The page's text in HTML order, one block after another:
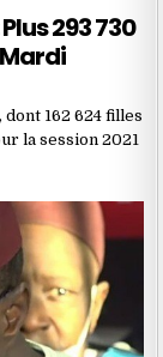
293 730
dont 162 624 filles
la session 2021